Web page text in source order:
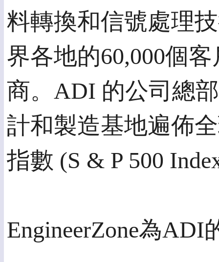
料轉換和信號處理
界各地的60,000個
商。ADI 的公司總
計和製造基地遍佈
指數 (S & P 500
EngineerZone為